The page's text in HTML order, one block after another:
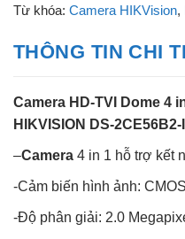
Từ khóa: Camera HIKVision,
THÔNG TIN CHI
Camera HD-TVI Dome 4
HIKVISION DS-2CE56B2-
–Camera 4 in 1 hỗ trợ kết
-Cảm biến hình ảnh:
-Độ phân giải: 2.0